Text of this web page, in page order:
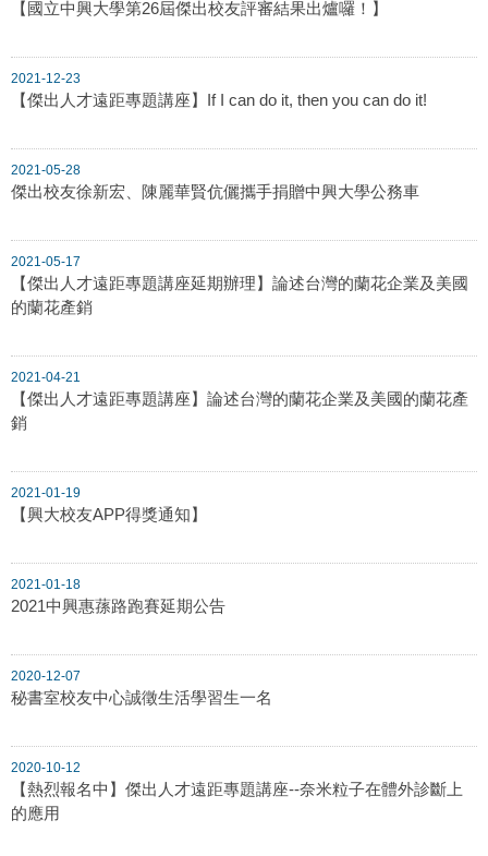
【國立中興大學第26屆傑出校友評審結果出爐囉！】
2021-12-23
【傑出人才遠距專題講座】If I can do it, then you can do it!
2021-05-28
傑出校友徐新宏、陳麗華賢伉儷攜手捐贈中興大學公務車
2021-05-17
【傑出人才遠距專題講座延期辦理】論述台灣的蘭花企業及美國
的蘭花產銷
2021-04-21
【傑出人才遠距專題講座】論述台灣的蘭花企業及美國的蘭花產
銷
2021-01-19
【興大校友APP得獎通知】
2021-01-18
2021中興惠蓀路跑賽延期公告
2020-12-07
秘書室校友中心誠徵生活學習生一名
2020-10-12
【熱烈報名中】傑出人才遠距專題講座--奈米粒子在體外診斷上
的應用